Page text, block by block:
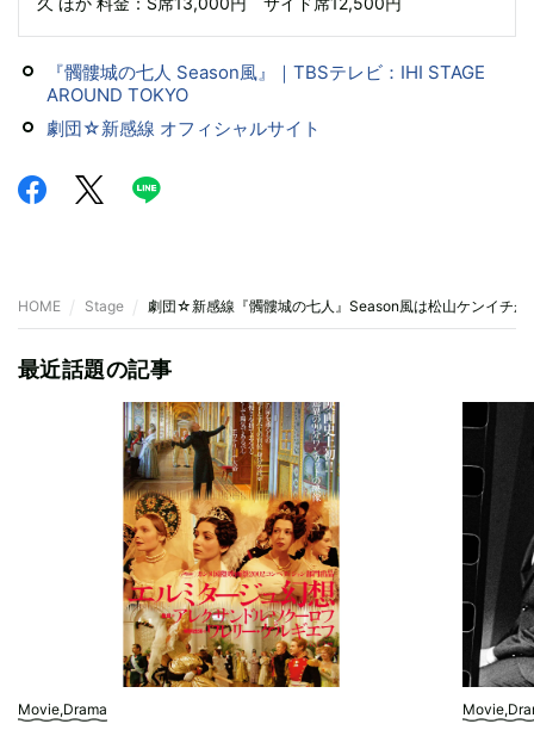
『髑髏城の七人 Season風』｜TBSテレビ：IHI STAGE
AROUND TOKYO
劇団☆新感線 オフィシャルサイト
HOME Stage 劇団☆新感線『髑髏城の七人』Season風は松山ケンイチが
最近話題の記事
Movie,Drama